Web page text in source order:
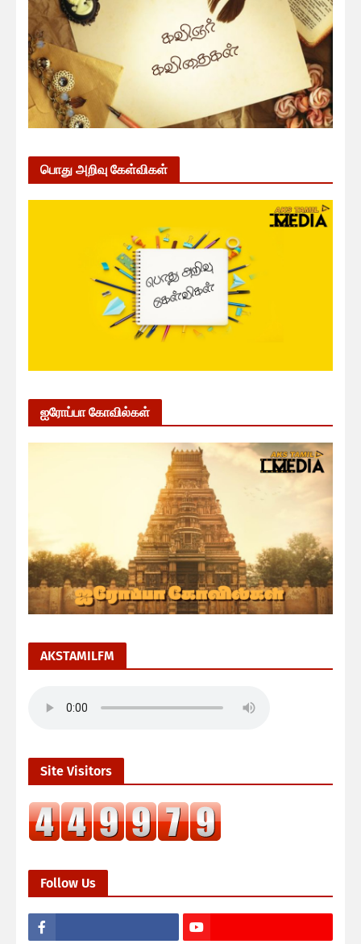
பொது அறிவு கேள்விகள்
ஐரோப்பா கோவில்கள்
AKSTAMILFM
Site Visitors
Follow Us